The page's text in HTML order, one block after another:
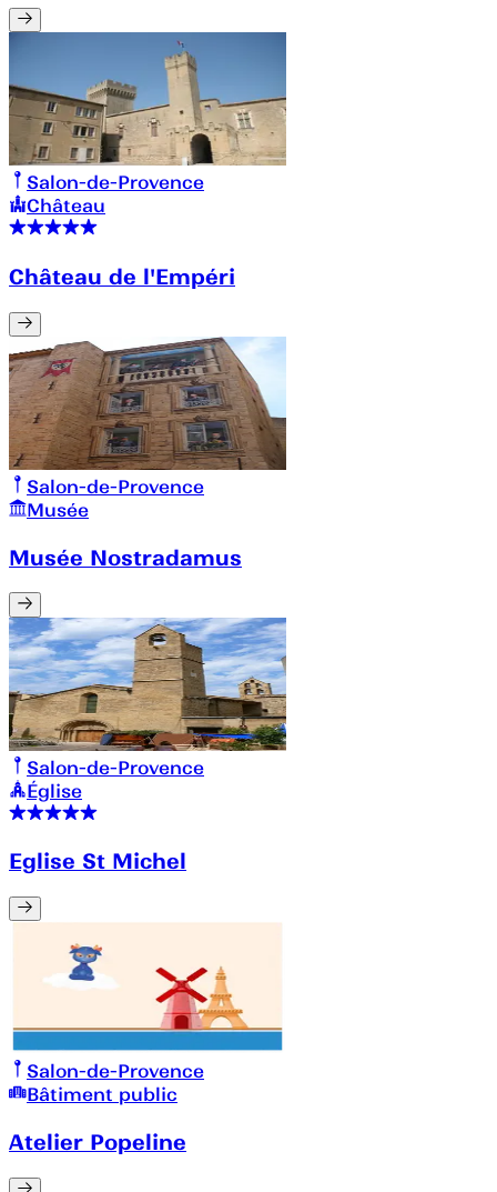
Salon-de-Provence
Château
Château de l'Empéri
Salon-de-Provence
Musée
Musée Nostradamus
Salon-de-Provence
Église
Eglise St Michel
Salon-de-Provence
Bâtiment public
Atelier Popeline